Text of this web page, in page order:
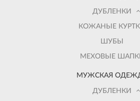
ДУБЛЕНКИ
КОЖАНЫЕ
ШУБЫ
МЕХОВЫЕ
МУЖСКАЯ
ДУБЛЕНКИ